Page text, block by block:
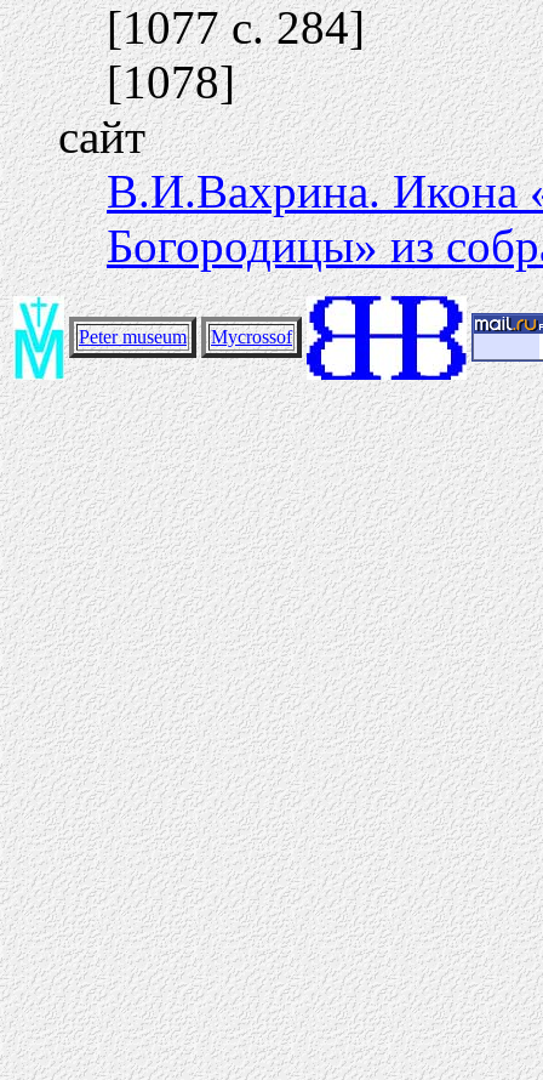
[1077 c. 284]
[1078]
сайт
В.И.Вахрина. Икона
Богородицы» из
Peter museum Mycrossof